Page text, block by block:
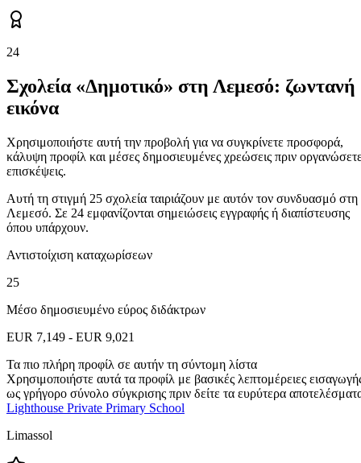
24
Σχολεία «Δημοτικό» στη Λεμεσό: ζωντανή
εικόνα
Χρησιμοποιήστε αυτή την προβολή για να συγκρίνετε προσφορά,
κάλυψη προφίλ και μέσες δημοσιευμένες χρεώσεις πριν
επισκέψεις.
Αυτή τη στιγμή 25 σχολεία ταιριάζουν με αυτόν τον συνδυασμό στη
Λεμεσό. Σε 24 εμφανίζονται σημειώσεις εγγραφής ή διαπίστευσης
όπου υπάρχουν.
Αντιστοίχιση καταχωρίσεων
25
Μέσο δημοσιευμένο εύρος διδάκτρων
EUR 7,149 - EUR 9,021
Τα πιο πλήρη προφίλ σε αυτήν τη σύντομη λίστα
Χρησιμοποιήστε αυτά τα προφίλ με βασικές λεπτομέρειες
ως γρήγορο σύνολο σύγκρισης πριν δείτε τα ευρύτερα
Lighthouse Private Primary School
Limassol